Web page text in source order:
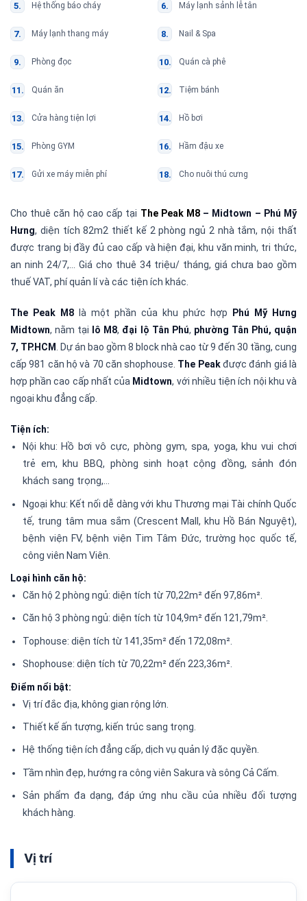
Hệ thống báo cháy Máy lạnh sảnh lễ tân
Máy lạnh thang máy Nail & Spa
Phòng đọc Quán cà phê
Quán ăn Tiệm bánh
Cửa hàng tiện lợi Hồ bơi
Phòng GYM Hầm đậu xe
Gửi xe máy miễn phí Cho nuôi thú cưng
Cho thuê căn hộ cao cấp tại The Peak M8– Midtown – Phú Mỹ
Hưng, diện tích 82m2 thiết kế 2 phòng ngủ 2 nhà tắm, nội thất
được trang bị đầy đủ cao cấp và hiện đại, khu văn minh, tri thức,
an ninh 24/7,… Giá cho thuê 34 triệu/ tháng, giá chưa bao gồm
thuế VAT, phí quản lí và các tiện ích khác.
The Peak M8 là một phần của khu phức hợp
Phú Mỹ Hưng
Midtown, nằm tại lô M8, đại lộ Tân Phú, phường Tân Phú, quận
7, TP.HCM . Dự án bao gồm 8 block nhà cao từ 9 đến 30 tầng, cung
cấp 981 căn hộ và 70 căn shophouse. The Peakđược đánh giá là
hợp phần cao cấp nhất của Midtown, với nhiều tiện ích nội khu và
ngoại khu đẳng cấp.
Tiện ích:
Nội khu: Hồ bơi vô cực, phòng gym, spa, yoga, khu vui chơi
trẻ em, khu BBQ, phòng sinh hoạt cộng đồng, sảnh đón
khách sang trọng,…
Ngoại khu: Kết nối dễ dàng với khu Thương mại Tài chính Quốc
tế, trung tâm mua sắm (Crescent Mall, khu Hồ Bán Nguyệt),
bệnh viện FV, bệnh viện Tim Tâm Đức, trường học quốc tế,
công viên Nam Viên.
Loại hình căn hộ:
Căn hộ 2 phòng ngủ: diện tích từ 70,22m² đến 97,86m².
Căn hộ 3 phòng ngủ: diện tích từ 104,9m² đến 121,79m².
Tophouse: diện tích từ 141,35m² đến 172,08m².
Shophouse: diện tích từ 70,22m² đến 223,36m².
Điểm nổi bật:
Vị trí đắc địa, không gian rộng lớn.
Thiết kế ấn tượng, kiến trúc sang trọng.
Hệ thống tiện ích đẳng cấp, dịch vụ quản lý đặc quyền.
Tầm nhìn đẹp, hướng ra công viên Sakura và sông Cả Cấm.
Sản phẩm đa dạng, đáp ứng nhu cầu của nhiều đối tượng
khách hàng.
Vị trí